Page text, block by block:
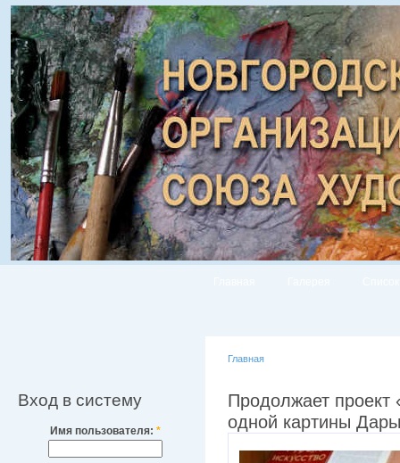
Вход в систему
Имя пользователя: *
Главная
Продолжает
одной картины